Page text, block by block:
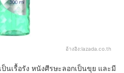
อ้างอิง:lazada.co.th
นเรื้อรัง หนังศีรษะลอกเป็นขุย และมี